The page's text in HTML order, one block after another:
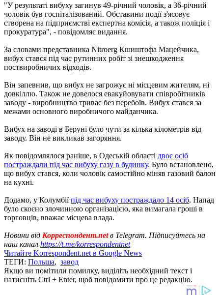
"У результаті вибуху загинув 49-річний чоловік, а 36-річний
чоловік був госпіталізований. Обставини події з'ясовує
створена на підприємстві експертна комісія, а також поліція і
прокуратура", - повідомляє видання.
За словами представника Nitroerg Кшиштофа Мацейчика,
вибух стався під час рутинних робіт зі знешкодження
поствиробничих відходів.
Він запевнив, що вибух не загрожує ні місцевим жителям, ні
довкіллю. Також не довелося евакуйовувати співробітників
заводу - виробництво триває без перебоїв. Вибух стався за
межами основного виробничого майданчика.
Вибух на заводі в Беруні було чути за кілька кілометрів від
заводу. Він не викликав загоряння.
Як повідомлялося раніше, в Одеській області двоє осіб
постраждали під час вибуху газу в будинку. Було встановлено,
що вибух стався, коли чоловік самостійно міняв газовий балон
на кухні.
Додамо, у Колумбіїпід час вибуху постраждало 14 осіб. Напад
було скоєно злочинною організацією, яка вимагала гроші в
торговців, вважає місцева влада.
Новини від Корреспондент.netв Telegram. Підписуйтесь на
наш канал https://t.me/korrespondentnet
Читайте Korrespondent.net в Google News
ТЕГИ: Польша, завод
Якщо ви помітили помилку, виділіть необхідний текст і
натисніть Ctrl + Enter, щоб повідомити про це редакцію.